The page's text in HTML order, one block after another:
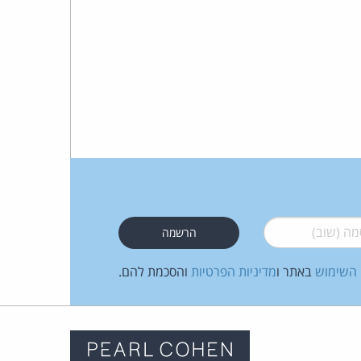
(שוב)*
השימוש באתר ומדיניות הפרטיות והסכמת להם.